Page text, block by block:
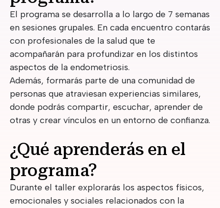
El programa se desarrolla a lo largo de 7 semanas
en sesiones grupales. En cada encuentro contarás
con profesionales de la salud que te
acompañarán para profundizar en los distintos
aspectos de la endometriosis.
Además, formarás parte de una comunidad de
personas que atraviesan experiencias similares,
donde podrás compartir, escuchar, aprender de
otras y crear vínculos en un entorno de confianza.
¿Qué aprenderás en el
programa?
Durante el taller explorarás los aspectos físicos,
emocionales y sociales relacionados con la